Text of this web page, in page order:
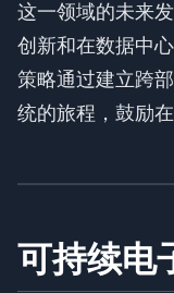
这一领域的未来
创新和在数据中
策略通过建立跨
统的旅程，鼓励
可持续电